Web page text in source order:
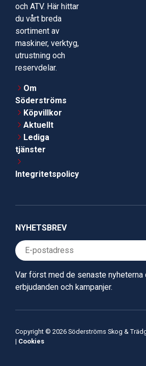
och ATV. Här hittar
du vårt breda
sortiment av
maskiner, verktyg,
utrustning och
reservdelar.
Om
Söderströms
Köpvillkor
Aktuellt
Lediga
tjänster
Integritetspolicy
NYHETSBREV
Var först med de senaste nyheterna
erbjudanden och kampanjer.
Copyright © 2026 Söderströms Skog &
| Cookies